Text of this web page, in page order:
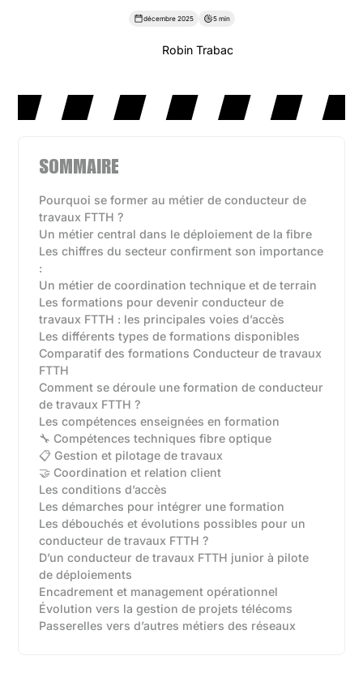
décembre 2025 5 min
Robin Trabac
SOMMAIRE
Pourquoi se former au métier de conducteur de
travaux FTTH ?
Un métier central dans le déploiement de la fibre
Les chiffres du secteur confirment son importance
:
Un métier de coordination technique et de terrain
Les formations pour devenir conducteur de
travaux FTTH : les principales voies d’accès
Les différents types de formations disponibles‍
Comparatif des formations Conducteur de travaux
FTTH
Comment se déroule une formation de conducteur
de travaux FTTH ?
Les compétences enseignées en formation
🔧 Compétences techniques fibre optique
📋 Gestion et pilotage de travaux
🤝 Coordination et relation client
Les conditions d’accès
Les démarches pour intégrer une formation
Les débouchés et évolutions possibles pour un
conducteur de travaux FTTH ?
D’un conducteur de travaux FTTH junior à pilote
de déploiements‍
Encadrement et management opérationnel‍
Évolution vers la gestion de projets télécoms‍
Passerelles vers d’autres métiers des réseaux‍